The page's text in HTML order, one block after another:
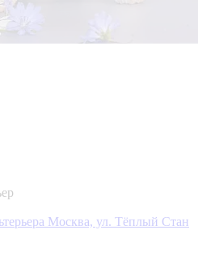
Москва, ул. Тёплый Стан